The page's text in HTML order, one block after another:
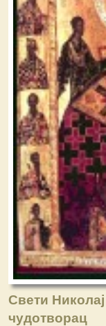
Свети
чудотворац